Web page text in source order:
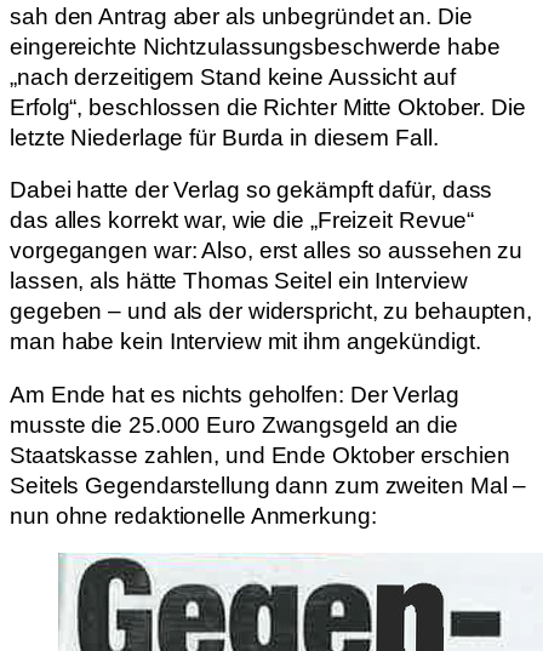
sah den Antrag aber als unbegründet an. Die
eingereichte Nichtzulassungsbeschwerde habe
„nach derzeitigem Stand keine Aussicht auf
Erfolg“, beschlossen die Richter Mitte Oktober. Die
letzte Niederlage für Burda in diesem Fall.
Dabei hatte der Verlag so gekämpft dafür, dass
das alles korrekt war, wie die „Freizeit Revue“
vorgegangen war: Also, erst alles so aussehen zu
lassen, als hätte Thomas Seitel ein Interview
gegeben – und als der widerspricht, zu behaupten,
man habe kein Interview mit ihm angekündigt.
Am Ende hat es nichts geholfen: Der Verlag
musste die 25.000 Euro Zwangsgeld an die
Staatskasse zahlen, und Ende Oktober erschien
Seitels Gegendarstellung dann zum zweiten Mal –
nun ohne redaktionelle Anmerkung: